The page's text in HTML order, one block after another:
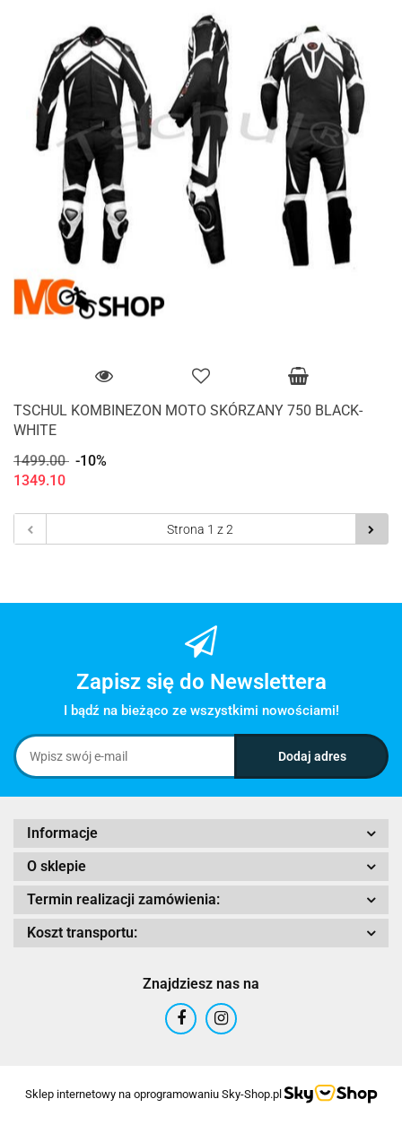
TSCHUL KOMBINEZON MOTO SKÓRZANY 750 BLACK-
WHITE
1499.00 -10%
1349.10
Zapisz się do Newslettera
I bądź na bieżąco ze wszystkimi nowościami!
Informacje
O sklepie
Termin realizacji zamówienia:
Koszt transportu:
Znajdziesz nas na
Sklep internetowy na oprogramowaniu Sky-Shop.pl